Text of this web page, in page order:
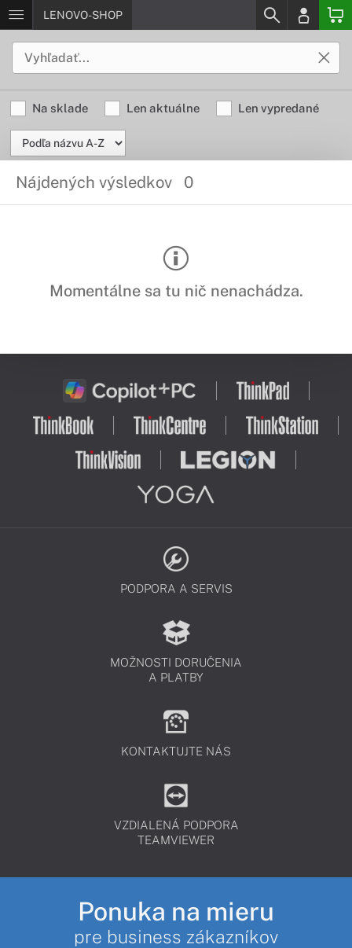
LENOVO-SHOP
Na sklade Len aktuálne Len vypredané
Nájdených výsledkov 0
Momentálne sa tu nič nenachádza.
PODPORA A SERVIS
MOŽNOSTI DORUČENIA
A PLATBY
KONTAKTUJTE NÁS
VZDIALENÁ PODPORA
TEAMVIEWER
Ponuka na mieru
pre business zákazníkov